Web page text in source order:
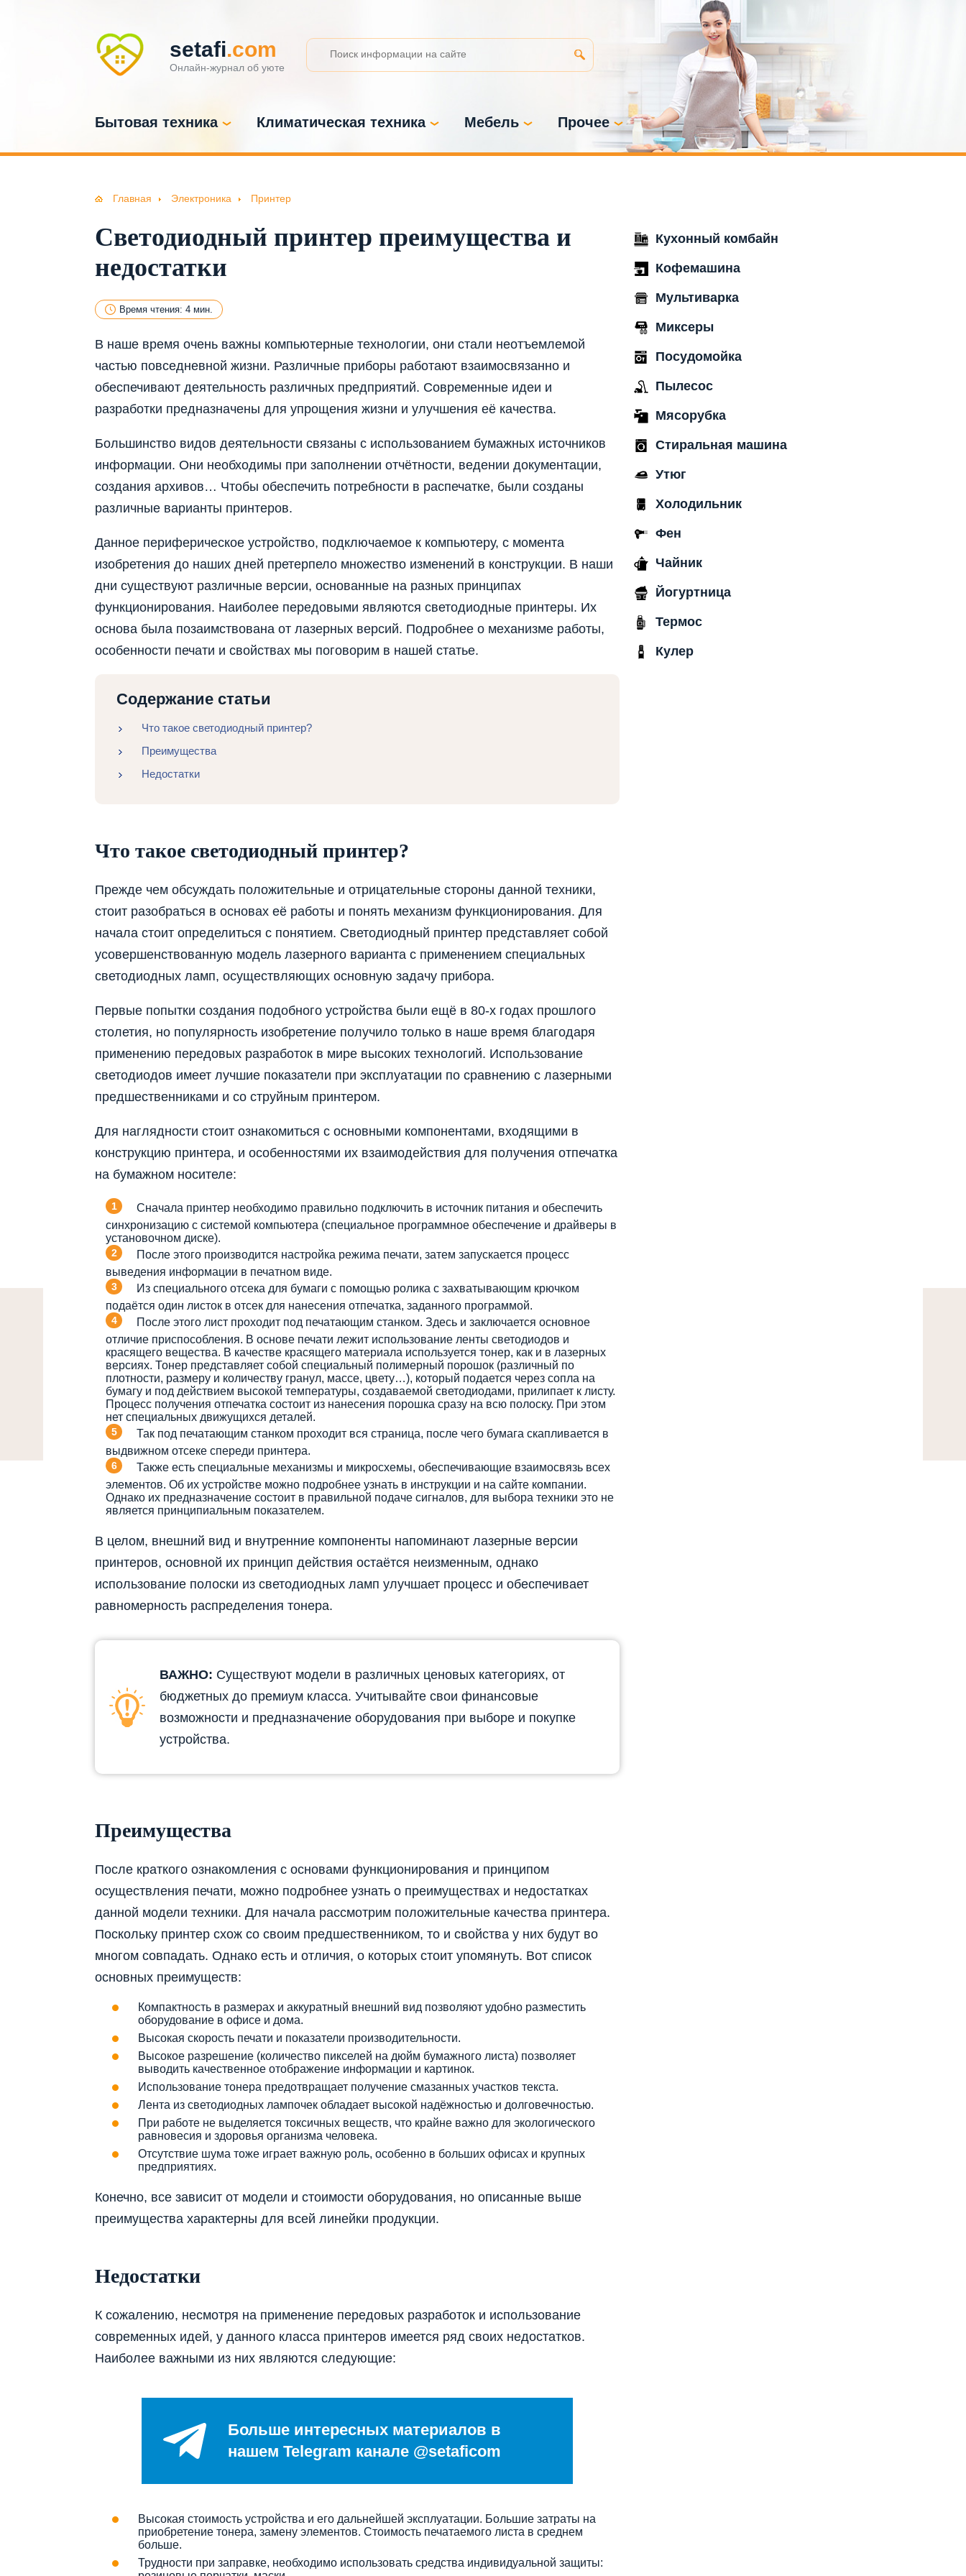
setafi.com
Онлайн-журнал об уюте
Бытовая техника Климатическая техника Мебель Прочее
Главная Электроника Принтер
Светодиодный принтер преимущества и
недостатки
Время чтения: 4 мин.
В наше время очень важны компьютерные технологии, они стали неотъемлемой
частью повседневной жизни. Различные приборы работают взаимосвязанно и
обеспечивают деятельность различных предприятий. Современные идеи и
разработки предназначены для упрощения жизни и улучшения её качества.
Большинство видов деятельности связаны с использованием бумажных источников
информации. Они необходимы при заполнении отчётности, ведении документации,
создания архивов… Чтобы обеспечить потребности в распечатке, были созданы
различные варианты принтеров.
Данное периферическое устройство, подключаемое к компьютеру, с момента
изобретения до наших дней претерпело множество изменений в конструкции. В наши
дни существуют различные версии, основанные на разных принципах
функционирования. Наиболее передовыми являются светодиодные принтеры. Их
основа была позаимствована от лазерных версий. Подробнее о механизме работы,
особенности печати и свойствах мы поговорим в нашей статье.
Содержание статьи
Что такое светодиодный принтер?
Преимущества
Недостатки
Что такое светодиодный принтер?
Прежде чем обсуждать положительные и отрицательные стороны данной техники,
стоит разобраться в основах её работы и понять механизм функционирования. Для
начала стоит определиться с понятием. Светодиодный принтер представляет собой
усовершенствованную модель лазерного варианта с применением специальных
светодиодных ламп, осуществляющих основную задачу прибора.
Первые попытки создания подобного устройства были ещё в 80-х годах прошлого
столетия, но популярность изобретение получило только в наше время благодаря
применению передовых разработок в мире высоких технологий. Использование
светодиодов имеет лучшие показатели при эксплуатации по сравнению с лазерными
предшественниками и со струйным принтером.
Для наглядности стоит ознакомиться с основными компонентами, входящими в
конструкцию принтера, и особенностями их взаимодействия для получения отпечатка
на бумажном носителе:
Сначала принтер необходимо правильно подключить в источник питания и обеспечить
синхронизацию с системой компьютера (специальное программное обеспечение и драйверы в
установочном диске).
После этого производится настройка режима печати, затем запускается процесс
выведения информации в печатном виде.
Из специального отсека для бумаги с помощью ролика с захватывающим крючком
подаётся один листок в отсек для нанесения отпечатка, заданного программой.
После этого лист проходит под печатающим станком. Здесь и заключается основное
отличие приспособления. В основе печати лежит использование ленты светодиодов и
красящего вещества. В качестве красящего материала используется тонер, как и в лазерных
версиях. Тонер представляет собой специальный полимерный порошок (различный по
плотности, размеру и количеству гранул, массе, цвету…), который подается через сопла на
бумагу и под действием высокой температуры, создаваемой светодиодами, прилипает к листу.
Процесс получения отпечатка состоит из нанесения порошка сразу на всю полоску. При этом
нет специальных движущихся деталей.
Так под печатающим станком проходит вся страница, после чего бумага скапливается в
выдвижном отсеке спереди принтера.
Также есть специальные механизмы и микросхемы, обеспечивающие взаимосвязь всех
элементов. Об их устройстве можно подробнее узнать в инструкции и на сайте компании.
Однако их предназначение состоит в правильной подаче сигналов, для выбора техники это не
является принципиальным показателем.
В целом, внешний вид и внутренние компоненты напоминают лазерные версии
принтеров, основной их принцип действия остаётся неизменным, однако
использование полоски из светодиодных ламп улучшает процесс и обеспечивает
равномерность распределения тонера.
ВАЖНО: Существуют модели в различных ценовых категориях, от
бюджетных до премиум класса. Учитывайте свои финансовые
возможности и предназначение оборудования при выборе и покупке
устройства.
Преимущества
После краткого ознакомления с основами функционирования и принципом
осуществления печати, можно подробнее узнать о преимуществах и недостатках
данной модели техники. Для начала рассмотрим положительные качества принтера.
Поскольку принтер схож со своим предшественником, то и свойства у них будут во
многом совпадать. Однако есть и отличия, о которых стоит упомянуть. Вот список
основных преимуществ:
Компактность в размерах и аккуратный внешний вид позволяют удобно разместить
оборудование в офисе и дома.
Высокая скорость печати и показатели производительности.
Высокое разрешение (количество пикселей на дюйм бумажного листа) позволяет
выводить качественное отображение информации и картинок.
Использование тонера предотвращает получение смазанных участков текста.
Лента из светодиодных лампочек обладает высокой надёжностью и долговечностью.
При работе не выделяется токсичных веществ, что крайне важно для экологического
равновесия и здоровья организма человека.
Отсутствие шума тоже играет важную роль, особенно в больших офисах и крупных
предприятиях.
Конечно, все зависит от модели и стоимости оборудования, но описанные выше
преимущества характерны для всей линейки продукции.
Недостатки
К сожалению, несмотря на применение передовых разработок и использование
современных идей, у данного класса принтеров имеется ряд своих недостатков.
Наиболее важными из них являются следующие:
Больше интересных материалов в
нашем Telegram канале @setaficom
Высокая стоимость устройства и его дальнейшей эксплуатации. Большие затраты на
приобретение тонера, замену элементов. Стоимость печатаемого листа в среднем
больше.
Трудности при заправке, необходимо использовать средства индивидуальной защиты:
Кухонный комбайн
Кофемашина
Мультиварка
Миксеры
Посудомойка
Пылесос
Мясорубка
Стиральная машина
Утюг
Холодильник
Фен
Чайник
Йогуртница
Термос
Кулер